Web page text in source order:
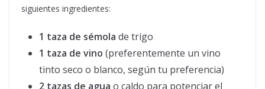
siguientes ingredientes:
1 taza de sémola de trigo
1 taza de vino (preferentemente un vino
tinto seco o blanco, según tu preferencia)
2 tazas de agua o caldo para potenciar el